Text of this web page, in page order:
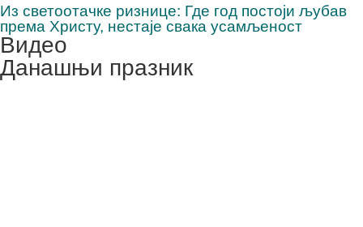
Из светоотачке ризнице: Где год постоји љубав
према Христу, нестаје свака усамљеност
Видео
Данашњи празник